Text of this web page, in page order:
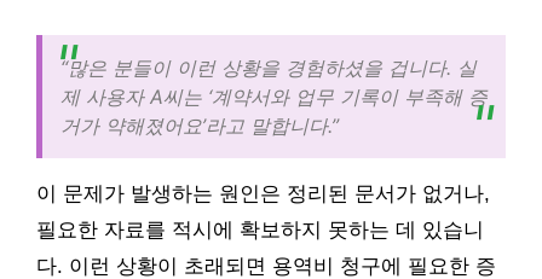
“많은 분들이 이런 상황을 경험하셨을 겁니다. 실
제 사용자 A씨는 ‘계약서와 업무 기록이 부족해 증
거가 약해졌어요’라고 말합니다.”
이 문제가 발생하는 원인은 정리된 문서가 없거나,
필요한 자료를 적시에 확보하지 못하는 데 있습니
다. 이런 상황이 초래되면 용역비 청구에 필요한 증